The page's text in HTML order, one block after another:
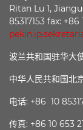
Ritan Lu 1,
85317153 fax:
波兰共和国驻华大
中华人民共和国北
电话: +86 10
传真: +86 10 653